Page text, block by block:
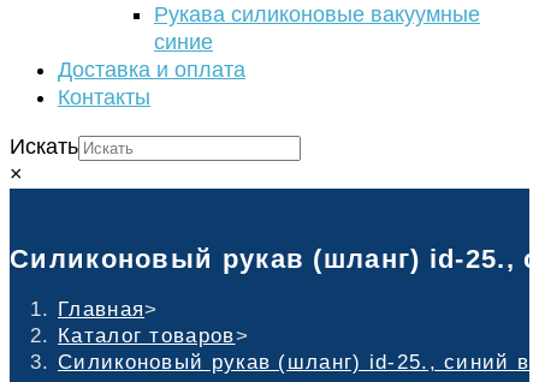
Рукава силиконовые вакуумные
синие
Доставка и оплата
Контакты
Искать
×
Силиконовый рукав (шланг) id-25.,
Главная>
Каталог товаров>
Силиконовый рукав (шланг) id-25., синий